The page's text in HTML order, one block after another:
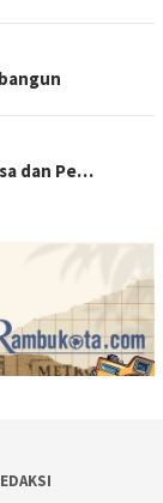
dan Pe…